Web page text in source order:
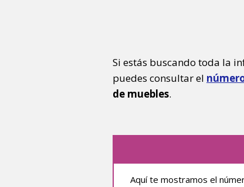
Si estás buscando toda la
puedes consultar el
de muebles.
Aquí te mostramos el